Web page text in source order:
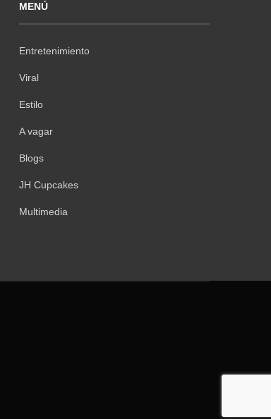
MENÚ
Entretenimiento
Viral
Estilo
A vagar
Blogs
JH Cupcakes
Multimedia